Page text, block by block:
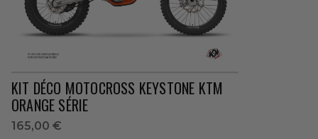
KIT DÉCO MOTOCROSS KEYSTONE KTM
ORANGE SÉRIE
165,00 €